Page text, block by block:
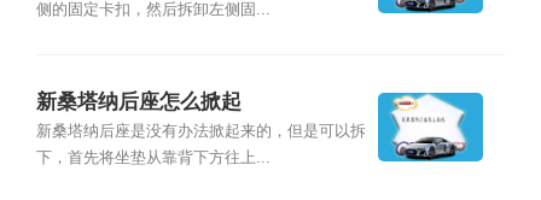
侧的固定卡扣，然后拆卸左侧固...
新桑塔纳后座怎么掀起
新桑塔纳后座是没有办法掀起来的，但是可以拆
下，首先将坐垫从靠背下方往上...